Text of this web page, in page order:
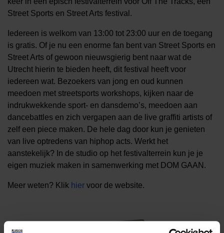
Street Sports en Street Arts festival.
Iedereen is welkom van 13:00 tot 23:00 uur en de toegang
is gratis. Of je nu een enorme fan bent van Street Sports en
Street Arts of gewoon nieuwsgierig bent naar wat de
Utrecht hierin te bieden heeft, dit festival heeft voor
iedereen wat. Bezoekers van jong en oud kunnen
meedoen met streetsports workshops, kijken naar de
indrukwekkende sport- en dansdemo’s, meedoen aan
dancebattles en zich vergapen aan de live graffiti artists of
zelf een piece maken. De hele dag door kun je genieten
van live optredens van hiphop acts. Werkt het
aanstekelijk? In de studio op het festivalterrein kun je je
eigen muziek maken in samenwerking met DOM GAAN.
Meer weten? Klik hier voor de website.